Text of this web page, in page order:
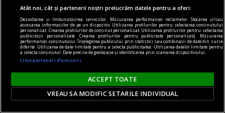
ipsos
Utilizări mai puțin cunoscute ale ipsosului în
Atât noi, cât și partenerii noștri prelucrăm datele pentru a oferi:
Dezvoltarea și îmbunătățirea serviciilor. Măsurarea performanței reclamelor. Stocarea și/sau
accesarea informațiilor de pe un dispozitiv. Utilizarea profilurilor pentru selectarea conținutului
personalizat. Crearea profilurilor de conținut personalizat. Utilizarea profilurilor pentru selectarea
publicității personalizate. Crearea profilurilor pentru publicitate personalizată. Măsurarea
performanței conținutului. Înțelegerea publicului prin statistici sau combinații de date din surse
diferite. Utilizarea de date limitate pentru a selecta publicitatea. Utilizarea datelor limitate pentru
a selecta conținutul. Date precise de geolocație și identificarea prin scanarea dispozitivului.
Listă parteneri (furnizori)
ACCEPT TOATE
VREAU SA MODIFIC SETARILE INDIVIDUAL